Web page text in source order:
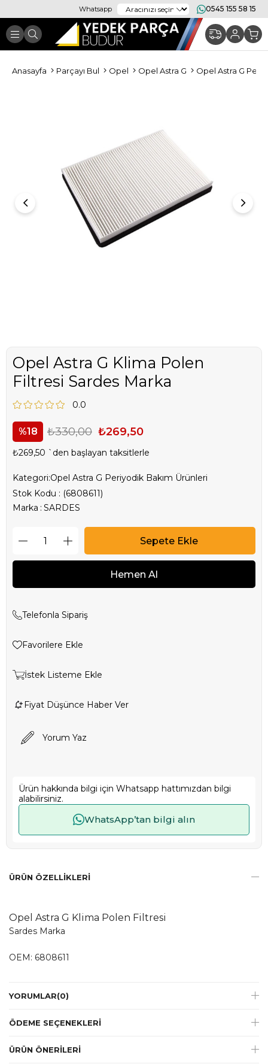
Whatsapp 0545 155 58 15
Anasayfa Parçayı Bul Opel Opel Astra G Opel Astra G
Opel Astra G Klima Polen
Filtresi Sardes Marka
0.0
18 ₺330,00 ₺269,50
₺269,50 `den başlayan taksitlerle
Kategori:Opel Astra G Periyodik Bakım Ürünleri
Stok Kodu
(6808611)
Marka : SARDES
Telefonla Sipariş
Favorilere Ekle
İstek Listeme Ekle
Fiyat Düşünce Haber Ver
Yorum Yaz
Ürün hakkında bilgi için Whatsapp hattımızdan bilgi
alabilirsiniz.
WhatsApp’tan bilgi alın
ÜRÜN ÖZELLIKLERI
Opel Astra G Klima Polen Filtresi
Sardes Marka
OEM: 6808611
YORUMLAR(0)
ÖDEME SEÇENEKLERI
ÜRÜN ÖNERILERI